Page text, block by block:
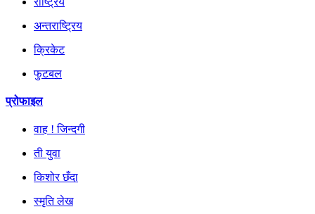
अन्तराष्ट्रिय
क्रिकेट
फुटबल
प्रोफाइल
वाह ! जिन्दगी
ती युवा
किशोर छँदा
स्मृति लेख